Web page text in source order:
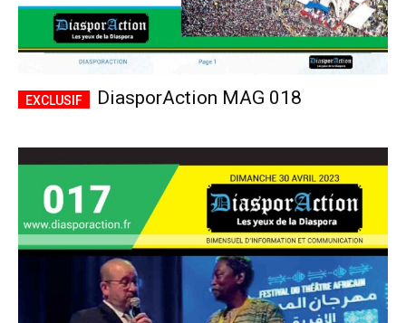
DiasporAction MAG 018